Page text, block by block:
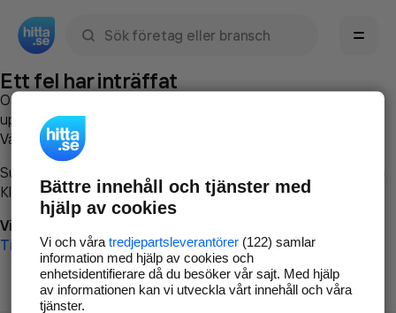
Ett fel har inträffat
Om du vill kan du
uppstod så att vi lättare och snabbare kan avhjälpa det.
Vänligen försök med följande:
Surfa till
Klicka påTillbaka-knappen i webbläsaren och försök igen
Vi beklagar besväret!
Till startsidan
Bättre innehåll och tjänster med
hjälp av cookies
Vi och våra tredjepartsleverantörer(122) samlar
information med hjälp av cookies och
enhetsidentifierare då du besöker vår sajt. Med hjälp
av informationen kan vi utveckla vårt innehåll och våra
tjänster.